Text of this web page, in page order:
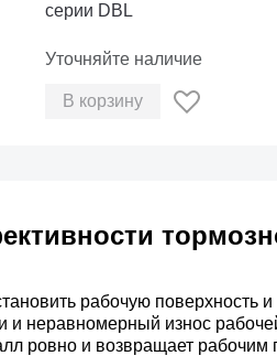
серии DBL
Уточняйте наличие
В корзину
рабочую поверхность
и неравномерный износ
ровно и возвращает рабочим